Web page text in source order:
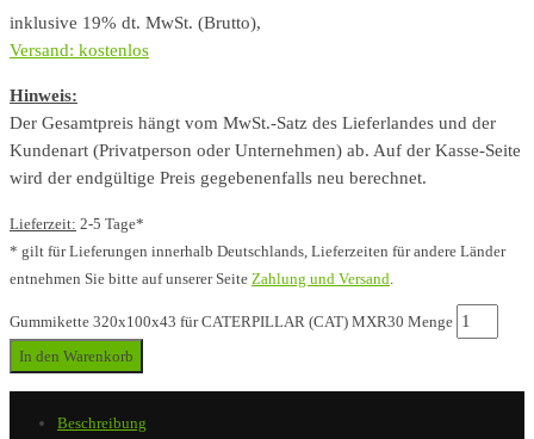
inklusive 19% dt. MwSt. (Brutto),
Versand: kostenlos
Hinweis:
Der Gesamtpreis hängt vom MwSt.-Satz des Lieferlandes und der
Kundenart (Privatperson oder Unternehmen) ab. Auf der Kasse-Seite
wird der endgültige Preis gegebenenfalls neu berechnet.
Lieferzeit: 2-5 Tage*
* gilt für Lieferungen innerhalb Deutschlands, Lieferzeiten für andere Länder
entnehmen Sie bitte auf unserer Seite Zahlung und Versand
Gummikette 320x100x43 für CATERPILLAR (CAT) MXR30 Menge
In den Warenkorb
Beschreibung